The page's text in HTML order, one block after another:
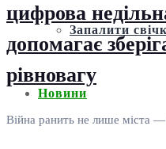
Запалити
Новини
цифрова
допомагає
рівновагу
Війна ранить не лише міста —